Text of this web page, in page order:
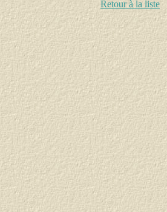
Retour à la liste